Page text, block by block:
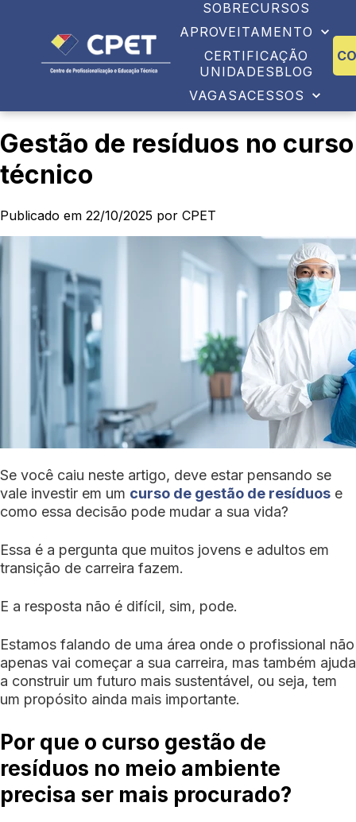
SOBRECURSOS
APROVEITAMENTO
CERTIFICAÇÃO
UNIDADESBLOG
VAGASACESSOS
Gestão de resíduos no curso
técnico
Publicado em 22/10/2025 por CPET
Se você caiu neste artigo, deve estar pensando se
vale investir em um curso de gestão de resíduos e
como essa decisão pode mudar a sua vida?
Essa é a pergunta que muitos jovens e adultos em
transição de carreira fazem.
E a resposta não é difícil, sim, pode.
Estamos falando de uma área onde o profissional não
apenas vai começar a sua carreira, mas também ajuda
a construir um futuro mais sustentável, ou seja, tem
um propósito ainda mais importante.
Por que o curso gestão de
resíduos no meio ambiente
precisa ser mais procurado?